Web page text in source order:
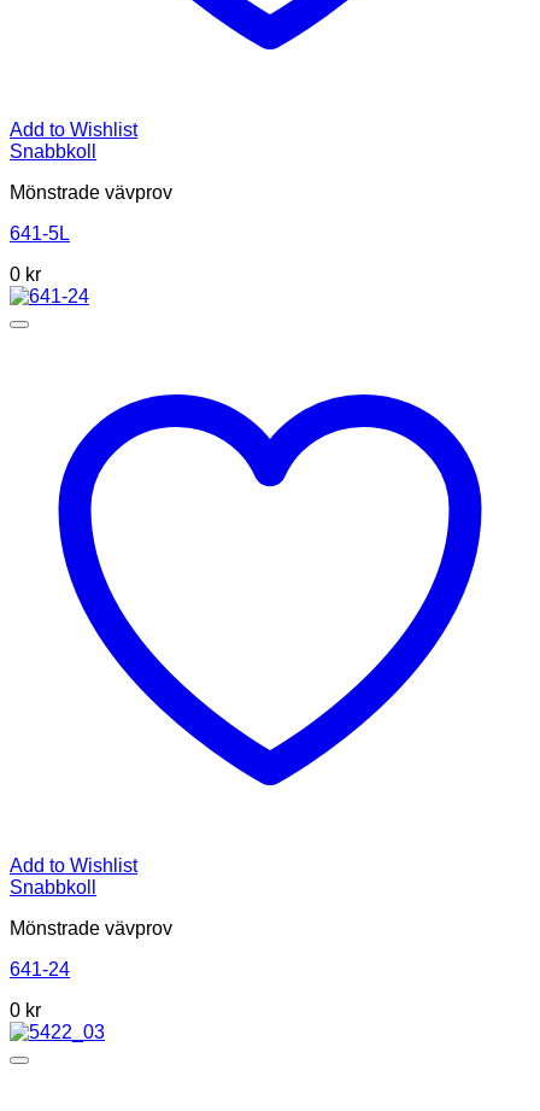
Add to Wishlist
Snabbkoll
Mönstrade vävprov
641-5L
0 kr
Add to Wishlist
Snabbkoll
Mönstrade vävprov
641-24
0 kr